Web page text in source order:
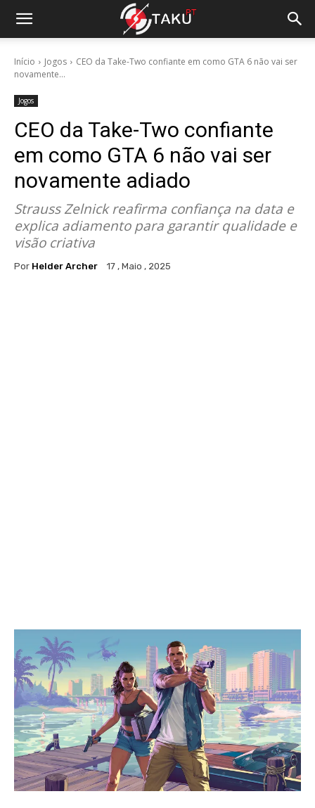
Início Jogos
CEO da Take-Two confiante em como GTA 6 não vai ser
novamente...
Jogos
CEO da Take-Two confiante
em como GTA 6 não vai ser
novamente adiado
Strauss Zelnick reafirma confiança na data e
explica adiamento para garantir qualidade e
visão criativa
Por Helder Archer 17 , Maio , 2025